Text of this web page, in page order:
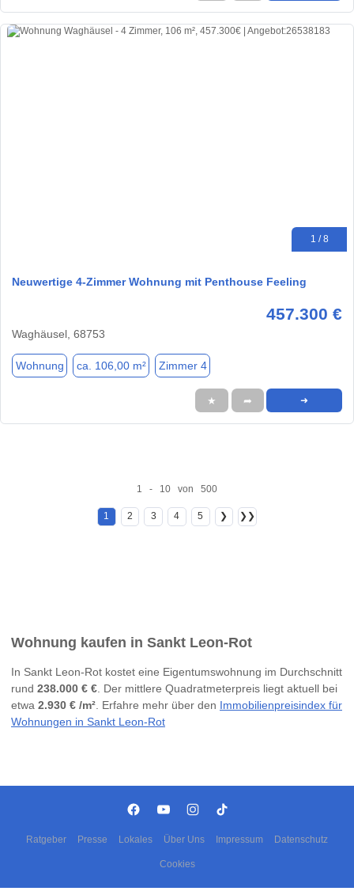
1 / 8
Neuwertige 4-Zimmer Wohnung mit Penthouse Feeling
457.300 €
Waghäusel, 68753
Wohnung ca. 106,00 m² Zimmer 4
★ ➦ ➜
1 - 10 von 500
1 2 3 4 5 ❯ ❯❯
Wohnung kaufen in Sankt Leon-Rot
In Sankt Leon-Rot kostet eine Eigentumswohnung im Durchschnitt
rund 238.000 € €. Der mittlere Quadratmeterpreis liegt aktuell bei
etwa 2.930 € /m². Erfahre mehr über den Immobilienpreisindex für
Wohnungen in Sankt Leon-Rot
Ratgeber Presse Lokales Über Uns Impressum Datenschutz
Cookies